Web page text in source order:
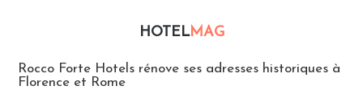
HOTELMAG
Rocco Forte Hotels rénove ses adresses historiques à
Florence et Rome